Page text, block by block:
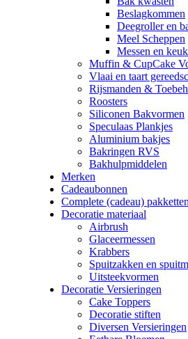
Beslagkommen
Deegroller en
Meel Scheppen
Messen en
Muffin & CupCake
Vlaai en taart
Rijsmanden &
Roosters
Siliconen Bakvormen
Speculaas Plankjes
Aluminium bakjes
Bakringen RVS
Bakhulpmiddelen
Merken
Cadeaubonnen
Complete (cadeau) pakketten
Decoratie materiaal
Airbrush
Glaceermessen
Krabbers
Spuitzakken en
Uitsteekvormen
Decoratie Versieringen
Cake Toppers
Decoratie stiften
Diversen Versieringen